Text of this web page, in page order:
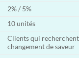
2% / 5%
10 unités
Clients qui
changement de saveur